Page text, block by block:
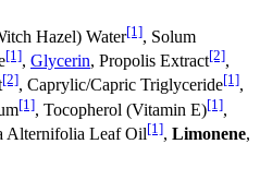
Hazel) Water[1], Solum
[1], Glycerin, Propolis Extract[2],
[2], Caprylic/Capric Triglyceride[1],
[1], Tocopherol (Vitamin E)[1],
Alternifolia Leaf Oil[1], Limonene,